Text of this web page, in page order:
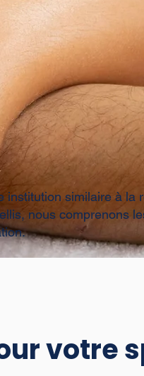
similaire à la
nous comprenons
votre